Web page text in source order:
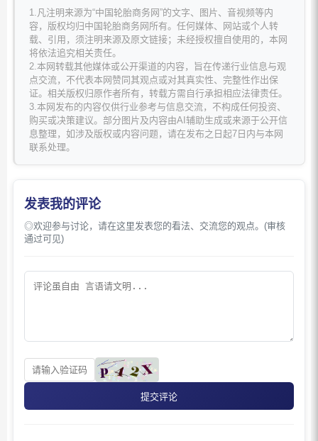
1.凡注明来源为“中国轮胎商务网”的文字、图片、音视频等内
容，版权均归中国轮胎商务网所有。任何媒体、网站或个人转
载、引用，须注明来源及原文链接；未经授权擅自使用的，本网
将依法追究相关责任。
2.本网转载其他媒体或公开渠道的内容，旨在传递行业信息与观
点交流，不代表本网赞同其观点或对其真实性、完整性作出保
证。相关版权归原作者所有，转载方需自行承担相应法律责任。
3.本网发布的内容仅供行业参考与信息交流，不构成任何投资、
购买或决策建议。部分图片及内容由AI辅助生成或来源于公开信
息整理，如涉及版权或内容问题，请在发布之日起7日内与本网
联系处理。
发表我的评论
◎欢迎参与讨论，请在这里发表您的看法、交流您的观点。(审核
通过可见)
提交评论